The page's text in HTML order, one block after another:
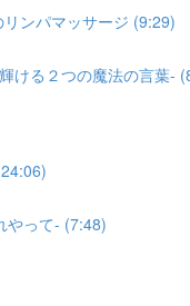
ンパマッサージ (9:29)
ける２つの魔法の言葉-
やって- (7:48)